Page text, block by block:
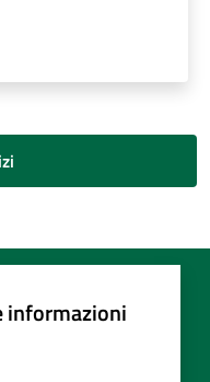
informazioni